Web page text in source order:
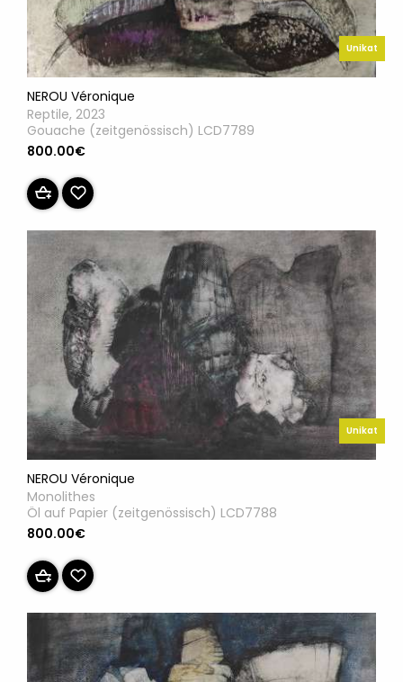
Unikat
NEROU Véronique
Reptile, 2023
Gouache (zeitgenössisch) LCD7789
800.00€
Unikat
NEROU Véronique
Monolithes
Öl auf Papier (zeitgenössisch) LCD7788
800.00€